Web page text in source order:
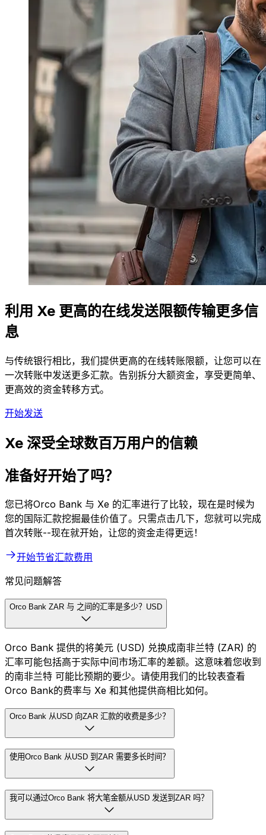
利用 Xe 更高的在线发送限额传输更多信
息
与传统银行相比，我们提供更高的在线转账限额，让您可以在
一次转账中发送更多汇款。告别拆分大额资金，享受更简单、
更高效的资金转移方式。
开始发送
Xe 深受全球数百万用户的信赖
准备好开始了吗？
您已将Orco Bank 与 Xe 的汇率进行了比较，现在是时候为
您的国际汇款挖掘最佳价值了。只需点击几下，您就可以完成
首次转账--现在就开始，让您的资金走得更远！
开始节省汇款费用
常见问题解答
Orco Bank ZAR 与 之间的汇率是多少？USD
Orco Bank 提供的将美元 (USD) 兑换成南非兰特 (ZAR) 的
汇率可能包括高于实际中间市场汇率的差额。这意味着您收到
的南非兰特 可能比预期的要少。请使用我们的比较表查看
Orco Bank的费率与 Xe 和其他提供商相比如何。
Orco Bank 从USD 向ZAR 汇款的收费是多少？
使用Orco Bank 从USD 到ZAR 需要多长时间？
我可以通过Orco Bank 将大笔金额从USD 发送到ZAR 吗？